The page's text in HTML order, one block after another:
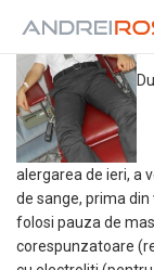
alergarea de ieri, a
de sange, prima
folosi pauza de
corespunzatoare